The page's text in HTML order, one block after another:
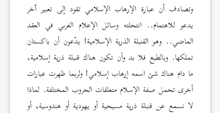
وتصادف أن عبارة الإرهاب الإسلامي تقود إلى تعبير آخر
يدعو للاهتمام.. انتحلته وسائل الإعلام الغربي في العقد
الماضي.. وهو القنبلة الذرية الإسلامية! يدّعون أن باكستان
تملكها. وبالطبع فلا بد وأن تكون هناك قنبلة ذرية إسلامية،
ما دام هناك شئ اسمه إرهاب إسلامي! ولربما ظهرت عبارات
أخرى تحمل صفة الإسلام متعلقات الحروب المختلفة. لماذا
لا نسمع عن قنبلة ذرية مسيحية أو يهودية أو هندوسية، أو